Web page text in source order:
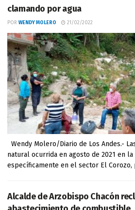
clamando por agua
POR WENDY MOLERO 21/02/2022
Wendy Molero/Diario de Los Andes.-
natural ocurrida en agosto de 2021 en la
específicamente en el sector El Corozo,
Alcalde de Arzobispo Chacón